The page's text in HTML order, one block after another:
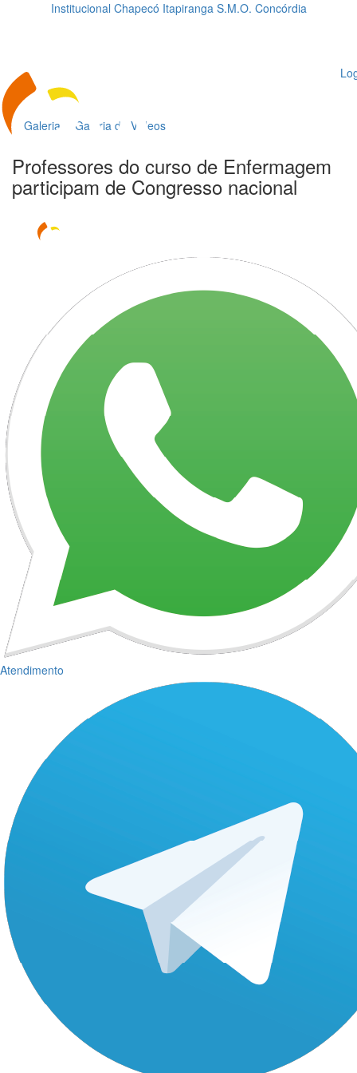
Institucional Chapecó Itapiranga S.M.O. Concórdia
Galeria Galeria de Vídeos
Professores do curso de Enfermagem
participam de Congresso nacional
Atendimento